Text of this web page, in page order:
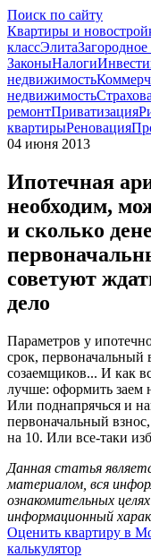
Поиск по сайту
Квартиры и
классЭлита
ЗаконыНалоги
недвижимость
недвижимость
ремонтПриватизация
квартирыРеновация
04 июня 2013
Ипотечная
необходим,
и сколько
советуют
дело
Параметров у
срок, первоначальный
созаемщиков... И как
лучше: оформить заем
Или поднапрячься и
первоначальный
на 10. Или все-таки
Данная статья
материалом, вся
ознакомительных
информационный
Оценить квартиру в
калькулятор